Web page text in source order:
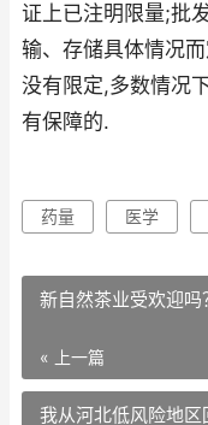
证上已注明限量;批
输、存储具体情况
没有限定,多数情况
有保障的.
药量 医学
新自然茶业受欢迎吗
« 上一篇
我从河北低风险地